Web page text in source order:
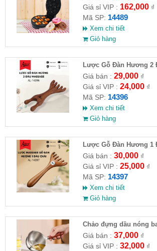
Giá sỉ VIP : 162,000₫
Mã SP: 14489
Xem chi tiết
Giỏ hàng
Lược Gỗ Đàn Hương 2
14396
Giá bán : 29,000₫
Giá sỉ VIP : 24,000₫
Mã SP: 14396
Xem chi tiết
Giỏ hàng
Lược Gỗ Đàn Hương 1
Da Đầu AL14397
Giá bán : 30,000₫
Giá sỉ VIP : 25,000₫
Mã SP: 14397
Xem chi tiết
Giỏ hàng
Chảo đựng dầu nóng
không gỉ 316
Giá bán : 37,000₫
Giá sỉ VIP : 32,000₫